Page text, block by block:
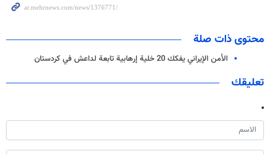
محتوى ذات صلة
الأمن الإيراني يفكك 20 خلیة إرهابیة تابعة لداعش في كردستان
تعليقك